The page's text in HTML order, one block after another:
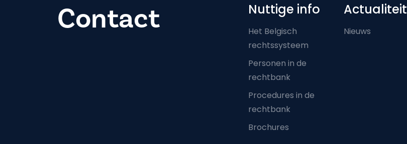
Contact
Nuttige info
Het Belgisch
rechtssysteem
Personen in de
rechtbank
Procedures in de
rechtbank
Brochures
Actualiteit
Nieuws